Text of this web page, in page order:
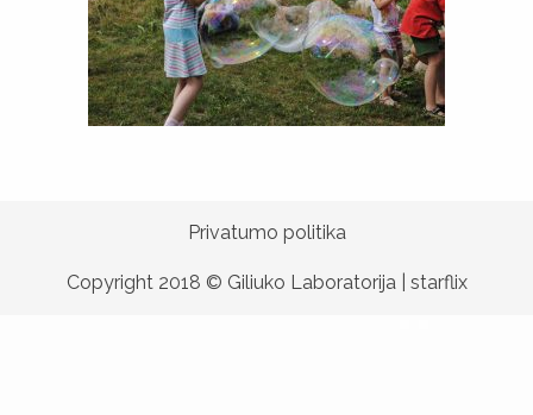
Privatumo politika
Copyright 2018 © Giliuko Laboratorija | starflix